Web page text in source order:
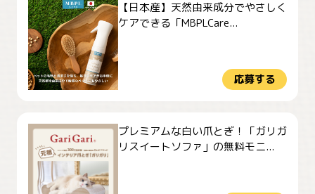
【日本産】天然由来成分でやさしく
ケアできる「MBPLCare...
応募する
プレミアムな白い爪とぎ！「ガリガ
リスイートソファ」の無料モニ...